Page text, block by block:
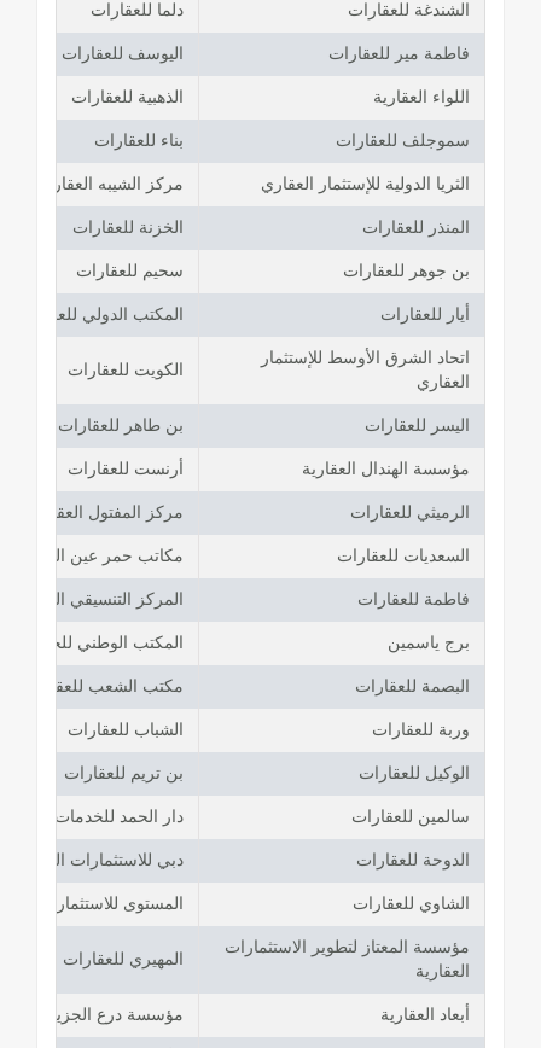
دلما للعقارات الشندغة للعقارات
اليوسف للعقارات فاطمة مير للعقارات
الذهبية للعقارات اللواء العقارية
بناء للعقارات سموجلف للعقارات
مركز الشيبه العقاري الثريا الدولية للإستثمار العقاري
الخزنة للعقارات المنذر للعقارات
سحيم للعقارات بن جوهر للعقارات
المكتب الدولي للعقارات أيار للعقارات
الكويت للعقارات
اتحاد الشرق الأوسط للإستثمار
العقاري
بن طاهر للعقارات اليسر للعقارات
أرنست للعقارات مؤسسة الهندال العقارية
مركز المفتول العقاري الرميثي للعقارات
مكاتب حمر عين المحدودة السعديات للعقارات
المركز التنسيقي العقاري فاطمة للعقارات
المكتب الوطني للخدمات برج ياسمين
مكتب الشعب للعقارات البصمة للعقارات
الشباب للعقارات وربة للعقارات
بن تريم للعقارات الوكيل للعقارات
دار الحمد للخدمات سالمين للعقارات
دبي للاستثمارات العالمية الدوحة للعقارات
المستوى للاستثمار العقاري الشاوي للعقارات
المهيري للعقارات
مؤسسة المعتاز لتطوير الاستثمارات
العقارية
مؤسسة درع الجزيرة أبعاد العقارية